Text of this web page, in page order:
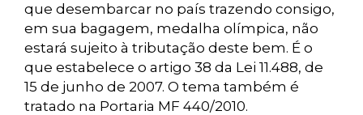
que desembarcar no país trazendo consigo,
em sua bagagem, medalha olímpica, não
estará sujeito à tributação deste bem. É o
que estabelece o artigo 38 da Lei 11.488, de
15 de junho de 2007. O tema também é
tratado na Portaria MF 440/2010.